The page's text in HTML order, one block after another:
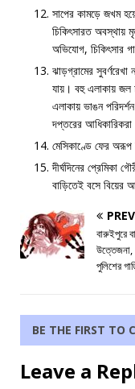
সাপের কামড়ে জখম
চিকিৎসারত অবস্থায়
অভিযোগ, চিকিৎসার
ঝাড়গ্রামের
যায়। বহু এলাকায় জল
এলাকায় ভাঙন
দপ্তরের
মেসিকাণ্ডে ফের অরূপ
দীর্ঘদিনের প্রেমিকা
বাড়িতেই বসে বিয়ের
বারুইপুরে
উত্তেজনা,
পুলিশের
BE THE FIRST TO
Leave a